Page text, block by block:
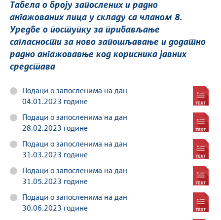
Табела о броју запослених и радно
ангажованих лица у складу са чланом 8.
Уредбе о поступку за прибављање
сагласности за ново запошљавање и додатно
радно ангажовавње код корисника јавних
средстава
Подаци о запосленима на дан
04.01.2023 године
Подаци о запосленима на дан
28.02.2023 године
Подаци о запосленима на дан
31.03.2023 године
Подаци о запосленима на дан
31.05.2023 године
Подаци о запосленима на дан
30.06.2023 године